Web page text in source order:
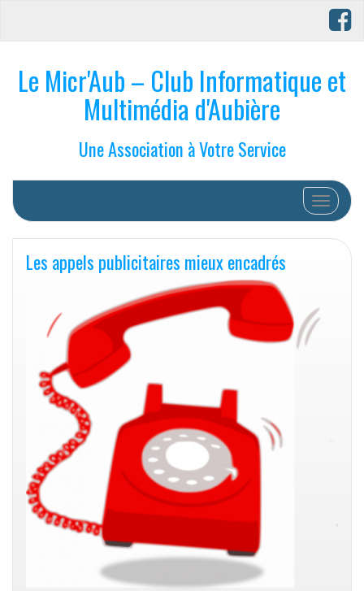
Le Micr'Aub – Club Informatique et
Multimédia d'Aubière
Une Association à Votre Service
Afficher/
Les appels publicitaires mieux encadrés